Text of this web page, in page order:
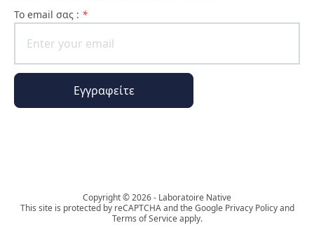
To email σας : *
Εγγραφείτε
Copyright © 2026 - Laboratoire Native
This site is protected by reCAPTCHA and the Google Privacy Policy and
Terms of Service apply.